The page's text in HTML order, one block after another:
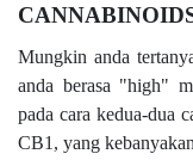
Mungkin anda
anda berasa "high"
pada cara kedua-dua
CB1, yang